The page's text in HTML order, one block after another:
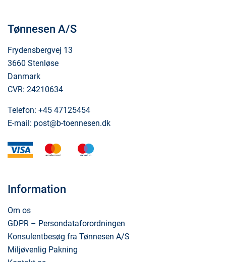
Tønnesen A/S
Frydensbergvej 13
3660 Stenløse
Danmark
CVR: 24210634
Telefon: +45 47125454
E-mail: post@b-toennesen.dk
visa mastercard
Information
Om os
GDPR – Persondataforordningen
Konsulentbesøg fra Tønnesen A/S
Miljøvenlig Pakning